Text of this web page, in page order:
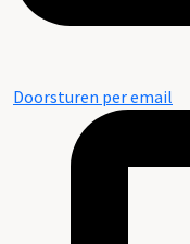
Doorsturen per email